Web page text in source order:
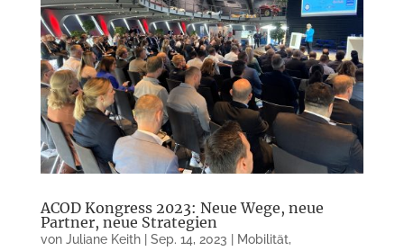
ACOD Kongress 2023: Neue Wege, neue
Partner, neue Strategien
von Juliane Keith| Sep. 14, 2023 Mobilität,